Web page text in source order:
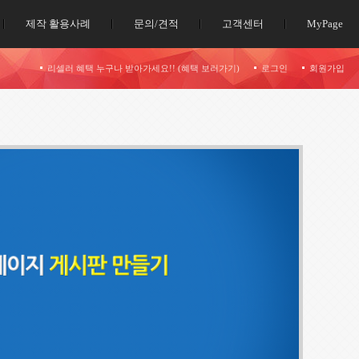
제작 활용사례 문의/견적 고객센터 MyPage
리셀러 혜택 누구나 받아가세요!! (혜택 보러가기) 로그인 회원가입